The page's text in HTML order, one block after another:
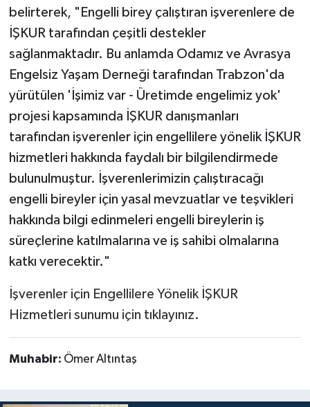
belirterek, "Engelli birey çalıştıran işverenlere de
İŞKUR tarafından çeşitli destekler
sağlanmaktadır. Bu anlamda Odamız ve Avrasya
Engelsiz Yaşam Derneği tarafından Trabzon'da
yürütülen 'İşimiz var - Üretimde engelimiz yok'
projesi kapsamında İŞKUR danışmanları
tarafından işverenler için engellilere yönelik İŞKUR
hizmetleri hakkında faydalı bir bilgilendirmede
bulunulmuştur. İşverenlerimizin çalıştıracağı
engelli bireyler için yasal mevzuatlar ve teşvikleri
hakkında bilgi edinmeleri engelli bireylerin iş
süreçlerine katılmalarına ve iş sahibi olmalarına
katkı verecektir."
İşverenler için Engellilere Yönelik İŞKUR
Hizmetleri sunumu için tıklayınız.
Muhabir: Ömer Altıntaş